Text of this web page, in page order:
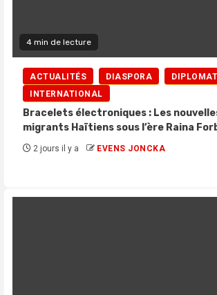
4 min de lecture
ACTUALITÉS DIASPORA
INTERNATIONAL
Bracelets électroniques : Les
migrants Haïtiens sous l’ère Raina
2 jours il y a EVENS JONCKA